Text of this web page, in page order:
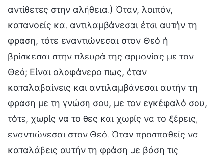
αντίθετες στην αλήθεια.) Όταν, λοιπόν,
κατανοείς και αντιλαμβάνεσαι έτσι αυτήν τη
φράση, τότε εναντιώνεσαι στον Θεό ή
βρίσκεσαι στην πλευρά της αρμονίας με τον
Θεό; Είναι ολοφάνερο πως, όταν
καταλαβαίνεις και αντιλαμβάνεσαι αυτήν τη
φράση με τη γνώση σου, με τον εγκέφαλό σου,
τότε, χωρίς να το θες και χωρίς να το ξέρεις,
εναντιώνεσαι στον Θεό. Όταν προσπαθείς να
καταλάβεις αυτήν τη φράση με βάση τις